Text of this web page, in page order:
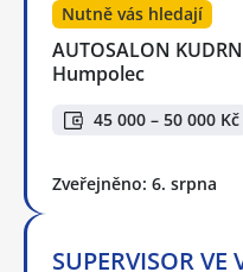
Nutně vás hledají
AUTOSALON
Humpolec
45 000 – 50 000 Kč
Zveřejněno: 6. srpna
SUPERVISOR